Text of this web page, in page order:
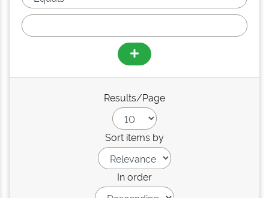
Results/Page
Sort items by
In order